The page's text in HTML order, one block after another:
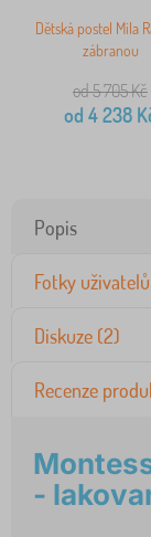
Dětská postel Mila
zábranou
od 5 705Kč
od 4 238
Popis
Fotky uživatelů
Diskuze (2)
Recenze
-